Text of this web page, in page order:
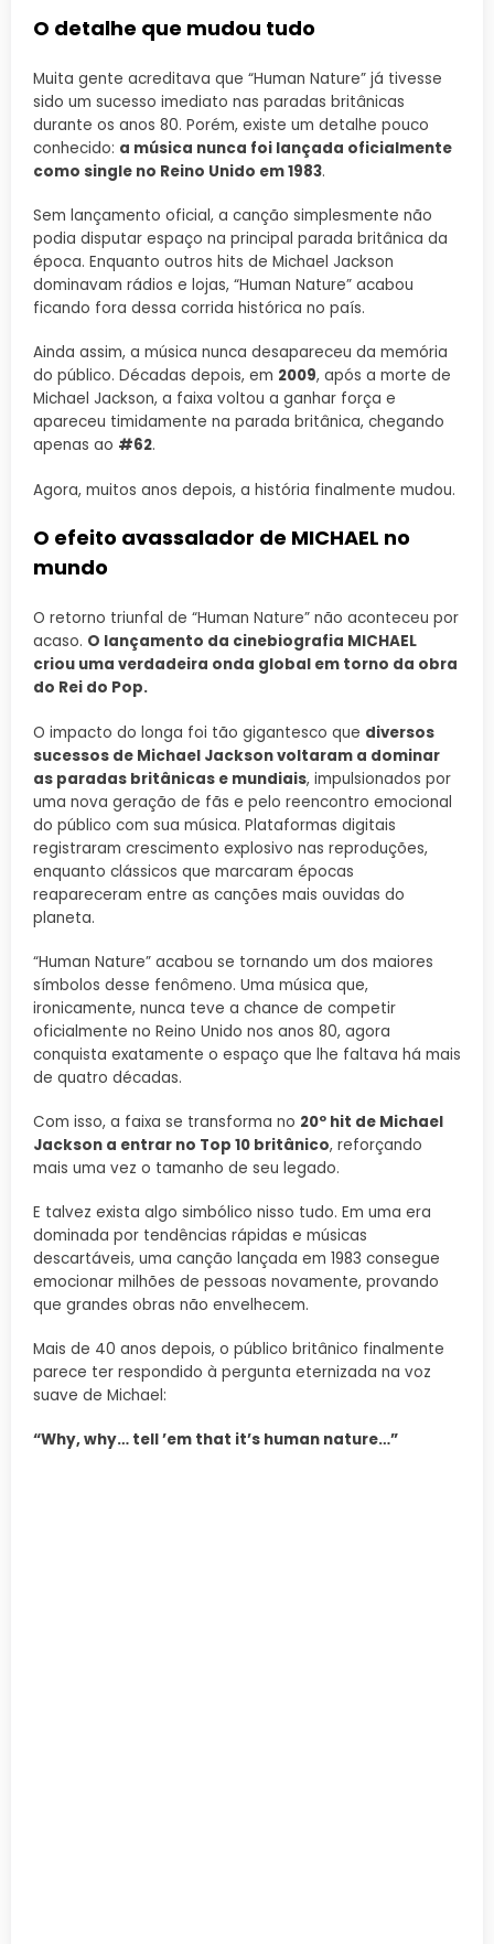
O detalhe que mudou tudo
Muita gente acreditava que “Human Nature” já tivesse
sido um sucesso imediato nas paradas britânicas
durante os anos 80. Porém, existe um detalhe pouco
conhecido: a música nunca foi lançada oficialmente
como single no Reino Unido em 1983.
Sem lançamento oficial, a canção simplesmente não
podia disputar espaço na principal parada britânica da
época. Enquanto outros hits de Michael Jackson
dominavam rádios e lojas, “Human Nature” acabou
ficando fora dessa corrida histórica no país.
Ainda assim, a música nunca desapareceu da memória
do público. Décadas depois, em 2009, após a morte de
Michael Jackson, a faixa voltou a ganhar força e
apareceu timidamente na parada britânica, chegando
apenas ao #62.
Agora, muitos anos depois, a história finalmente mudou.
O efeito avassalador de MICHAEL no
mundo
O retorno triunfal de “Human Nature” não aconteceu por
acaso. O lançamento da cinebiografia MICHAEL
criou uma verdadeira onda global em torno da obra
do Rei do Pop.
O impacto do longa foi tão gigantesco que diversos
sucessos de Michael Jackson voltaram a dominar
as paradas britânicas e mundiais, impulsionados por
uma nova geração de fãs e pelo reencontro emocional
do público com sua música. Plataformas digitais
registraram crescimento explosivo nas reproduções,
enquanto clássicos que marcaram épocas
reapareceram entre as canções mais ouvidas do
planeta.
“Human Nature” acabou se tornando um dos maiores
símbolos desse fenômeno. Uma música que,
ironicamente, nunca teve a chance de competir
oficialmente no Reino Unido nos anos 80, agora
conquista exatamente o espaço que lhe faltava há mais
de quatro décadas.
Com isso, a faixa se transforma no 20º hit de Michael
Jackson a entrar no Top 10 britânico, reforçando
mais uma vez o tamanho de seu legado.
E talvez exista algo simbólico nisso tudo. Em uma era
dominada por tendências rápidas e músicas
descartáveis, uma canção lançada em 1983 consegue
emocionar milhões de pessoas novamente, provando
que grandes obras não envelhecem.
Mais de 40 anos depois, o público britânico finalmente
parece ter respondido à pergunta eternizada na voz
suave de Michael:
“Why, why… tell ’em that it’s human nature…”